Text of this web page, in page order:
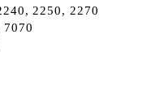
2250, 2270
7070